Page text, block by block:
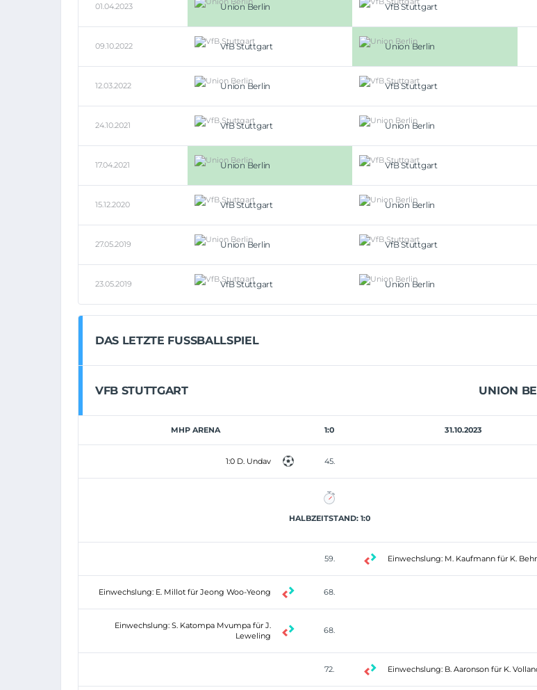
01.04.2023 Union Berlin VfB Stuttgart
09.10.2022 VfB Stuttgart Union Berlin
12.03.2022 Union Berlin VfB Stuttgart
24.10.2021 VfB Stuttgart Union Berlin
17.04.2021 Union Berlin VfB Stuttgart
15.12.2020 VfB Stuttgart Union Berlin
27.05.2019 Union Berlin VfB Stuttgart
23.05.2019 VfB Stuttgart Union Berlin
DAS LETZTE FUSSBALLSPIEL
VFB STUTTGART UNION
MHP ARENA 1:0 31.10.2023
1:0 D. Undav 45.
HALBZEITSTAND: 1:0
59. Einwechslung: M. Kaufmann für K.
Einwechslung: E. Millot für Jeong Woo-Yeong 68.
Einwechslung: S. Katompa Mvumpa für J.
Leweling
68.
72. Einwechslung: B. Aaronson für K.